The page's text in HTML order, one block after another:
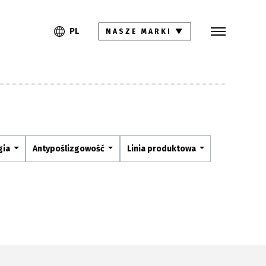
PL
PL NASZE MARKI ▼
Antypoślizgowość Linia produktowa
Inspiracje
Pliki do pobrania
Strefa architekta